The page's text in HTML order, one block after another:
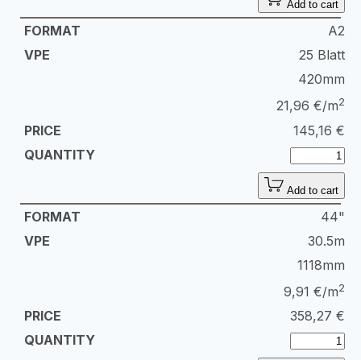
Add to cart
A2
25 Blatt
420mm
21,96 €/m2
145,16 €
Add to cart
44"
30.5m
1118mm
9,91 €/m2
358,27 €